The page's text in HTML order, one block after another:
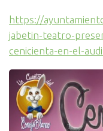
https://
jabetin-teatro-
cenicienta-en-el-